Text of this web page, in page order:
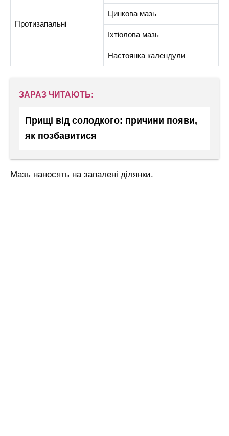
Протизапальні
Цинкова мазь
Іхтіолова мазь
Настоянка календули
ЗАРАЗ ЧИТАЮТЬ:
Прищі від солодкого: причини появи,
як позбавитися
Мазь наносять на запалені ділянки.